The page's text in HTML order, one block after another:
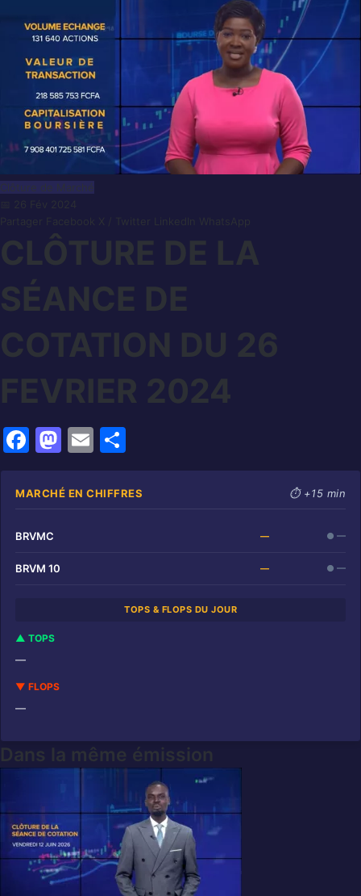
Clôture de Marché
CLÔTURE DE LA
SÉANCE DE
COTATION DU 26
FEVRIER 2024
F
a
c
b
o
o
M
a
st
n
E
m
ai
ar
ta
MARCHÉ EN CHIFFRES ⏱ +15 min
BRVMC — ● —
BRVM 10 — ● —
TOPS & FLOPS DU JOUR
▲ TOPS
—
▼ FLOPS
—
Dans la même émission